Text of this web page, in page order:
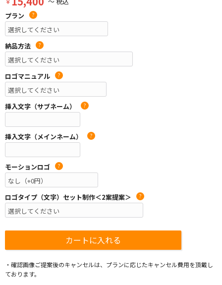
プラン
?
納品方法 ?
ロゴマニュアル ?
挿入文字（サブネーム） ?
挿入文字（メインネーム） ?
モーションロゴ ?
ロゴタイプ（文字）セット制作＜2案提案＞ ?
・確認画像ご提案後のキャンセルは、プランに応じたキャンセル費用を頂戴し
ております。